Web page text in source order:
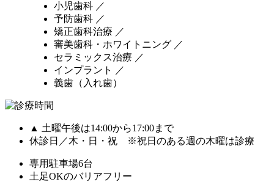
小児歯科 ／
予防歯科 ／
矯正歯科治療 ／
審美歯科・ホワイトニング ／
セラミックス治療 ／
インプラント ／
義歯（入れ歯）
▲ 土曜午後は14:00から17:00まで
休診日／木・日・祝 ※祝日のある週の木曜は診療
専用駐車場6台
土足OKのバリアフリー